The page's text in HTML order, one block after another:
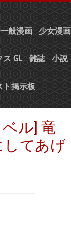
一般漫画 少女漫画
ス GL 雑誌 小説
ト掲示板
ル] 竜
してあげ